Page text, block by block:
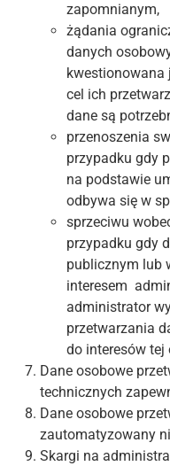
zapomnianym,
żądania
danych
kwestionowana
cel ich
dane są
przenoszenia
przypadku gdy
na podstawie
odbywa się w
sprzeciwu
przypadku gdy
publicznym lub
interesem
administrator
przetwarzania
do interesów tej
Dane osobowe
technicznych
Dane osobowe
zautomatyzowany
Skargi na